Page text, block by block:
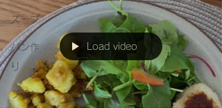
スープ
パン作
り
フラン
Load video